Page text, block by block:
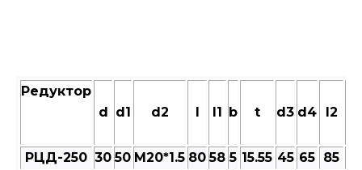
Редуктор
d d1 d2 l l1 b t d3 d4 l2
РЦД-250 30 50 M20*1.5 80 58 5 15.55 45 65 85